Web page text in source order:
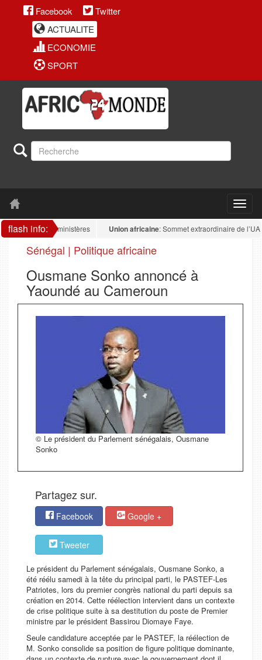
Facebook
Twitter
ACTUALITE
ECONOMIE
SPORT
flash info:
dans les ministères Union africaine: Sommet extraordinaire de l’UA : la
Sénégal | Politique africaine
Ousmane Sonko annoncé à
Yaoundé au Cameroun
© Le président du Parlement sénégalais, Ousmane
Sonko
Partagez sur.
Facebook Google +
Tweeter
Le président du Parlement sénégalais, Ousmane Sonko, a
été réélu samedi à la tête du principal parti, le PASTEF-Les
Patriotes, lors du premier congrès national du parti depuis sa
création en 2014. Cette réélection intervient dans un contexte
de crise politique suite à sa destitution du poste de Premier
ministre par le président Bassirou Diomaye Faye.
Seule candidature acceptée par le PASTEF, la réélection de
M. Sonko consolide sa position de figure politique dominante,